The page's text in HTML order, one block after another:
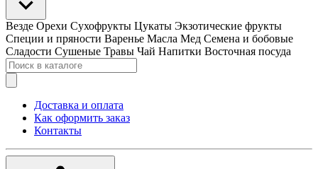
Везде Орехи Сухофрукты Цукаты Экзотические фрукты
Специи и пряности Варенье Масла Мед Семена и бобовые
Сладости Сушеные Травы Чай Напитки Восточная посуда
Доставка и оплата
Как оформить заказ
Контакты